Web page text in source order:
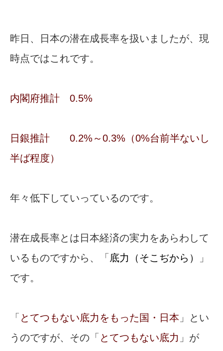
昨日、日本の潜在成長率を扱いましたが、現
時点ではこれです。
内閣府推計 0.5%
日銀推計 0.2%～0.3%（0%台前半ないし
半ば程度）
年々低下していっているのです。
潜在成長率とは日本経済の実力をあらわして
いるものですから、「 底力（そこぢから）
」
です。
「 とてつもない底力をもった国・日本 」とい
うのですが、その「 とてつもない底力 」が